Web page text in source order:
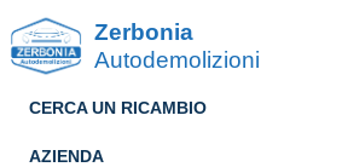
Zerbonia
Autodemolizioni
CERCA UN RICAMBIO
AZIENDA